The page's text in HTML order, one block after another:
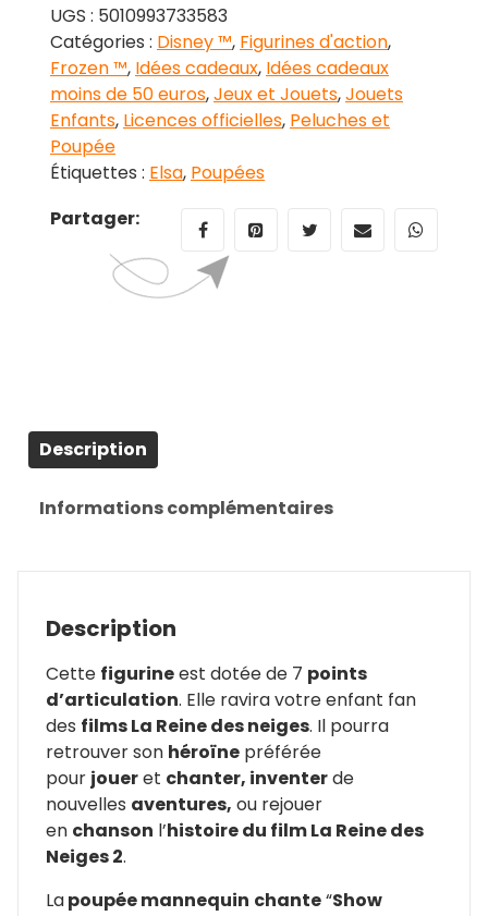
UGS : 5010993733583
Catégories : Disney ™, Figurines d'action,
Frozen ™, Idées cadeaux, Idées cadeaux
moins de 50 euros,Jeux et Jouets,Jouets
Enfants, Licences officielles, Peluches et
Poupée
Étiquettes : Elsa, Poupées
Partager:
Description
Informations complémentaires
Description
Cette figurineest dotée de 7 points
d’articulation. Elle ravira votre enfant fan
des films La Reine des neiges. Il pourra
retrouver son héroïne préférée
pour joueret chanter, inventerde
nouvelles aventures, ou rejouer
en chanson l’histoire du film La Reine des
Neiges 2.
Lapoupée mannequin chante“Show